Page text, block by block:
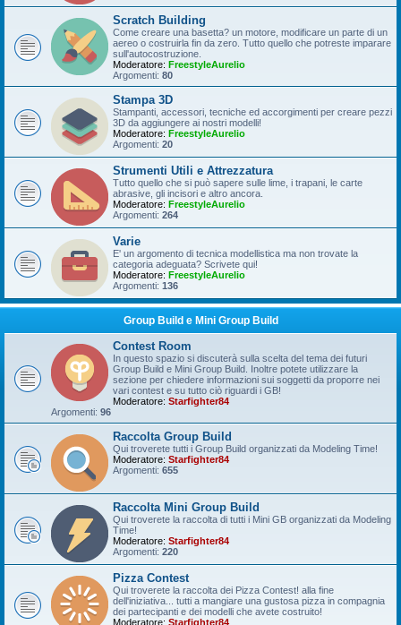
Scratch Building
Come creare una basetta? un motore, modificare un parte di un
aereo o costruirla fin da zero. Tutto quello che potreste imparare
sull'autocostruzione.
Moderatore: FreestyleAurelio
Argomenti: 80
Stampa 3D
Stampanti, accessori, tecniche ed accorgimenti per creare pezzi
3D da aggiungere ai nostri modelli!
Moderatore: FreestyleAurelio
Argomenti: 20
Strumenti Utili e Attrezzatura
Tutto quello che si può sapere sulle lime, i trapani, le carte
abrasive, gli incisori e altro ancora.
Moderatore: FreestyleAurelio
Argomenti: 264
Varie
E' un argomento di tecnica modellistica ma non trovate la
categoria adeguata? Scrivete qui!
Moderatore: FreestyleAurelio
Argomenti: 136
Group Build e Mini Group Build
Contest Room
In questo spazio si discuterà sulla scelta del tema dei futuri
Group Build e Mini Group Build. Inoltre potete utilizzare la
sezione per chiedere informazioni sui soggetti da proporre nei
vari contest e su tutto ciò riguardi i GB!
Moderatore: Starfighter84
Argomenti: 96
Raccolta Group Build
Qui troverete tutti i Group Build organizzati da Modeling Time!
Moderatore: Starfighter84
Argomenti: 655
Raccolta Mini Group Build
Qui troverete la raccolta di tutti i Mini GB organizzati da Modeling
Time!
Moderatore: Starfighter84
Argomenti: 220
Pizza Contest
Qui troverete la raccolta dei Pizza Contest! alla fine
dell'iniziativa... tutti a mangiare una gustosa pizza in compagnia
dei partecipanti e dei modelli che avete costruito!
Moderatore: Starfighter84